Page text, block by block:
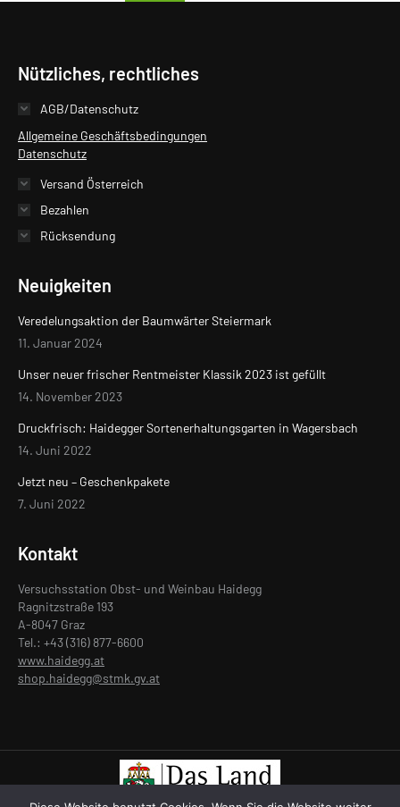
Nützliches, rechtliches
AGB/Datenschutz
Allgemeine Geschäftsbedingungen
Datenschutz
Versand Österreich
Bezahlen
Rücksendung
Neuigkeiten
Veredelungsaktion der Baumwärter Steiermark
11. Januar 2024
Unser neuer frischer Rentmeister Klassik 2023 ist gefüllt
14. November 2023
Druckfrisch: Haidegger Sortenerhaltungsgarten in Wagersbach
14. Juni 2022
Jetzt neu – Geschenkpakete
7. Juni 2022
Kontakt
Versuchsstation Obst- und Weinbau Haidegg
Ragnitzstraße 193
A-8047 Graz
Tel.: +43 (316) 877-6600
www.haidegg.at
shop.haidegg@stmk.gv.at